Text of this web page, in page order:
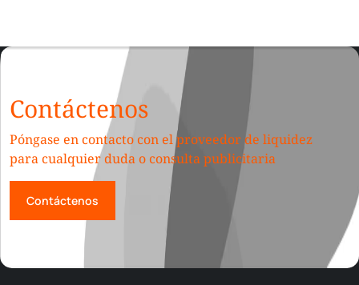
Contáctenos
Póngase en contacto con el proveedor de liquidez
para cualquier duda o consulta publicitaria
Contáctenos